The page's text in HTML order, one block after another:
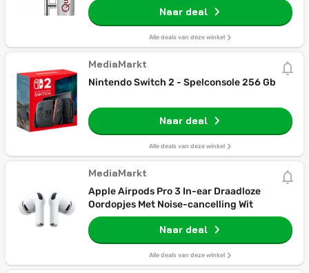
Naar deal
Alle deals van deze winkel
MediaMarkt
Nintendo Switch 2 - Spelconsole 256 Gb
Naar deal
Alle deals van deze winkel
MediaMarkt
Apple Airpods Pro 3 In-ear Draadloze
Oordopjes Met Noise-cancelling Wit
Naar deal
Alle deals van deze winkel